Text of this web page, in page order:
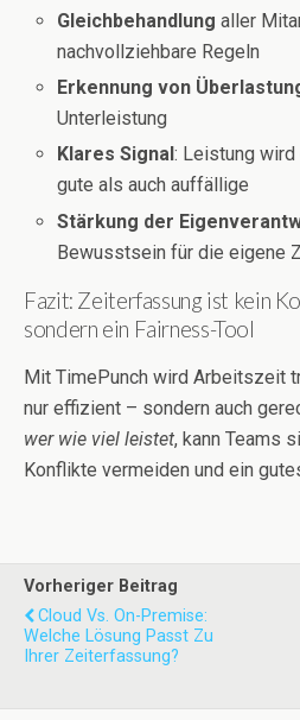
Gleichbehandlung aller
nachvollziehbare Regeln
Erkennung von
Unterleistung
Klares Signal: Leistung
gute als auch auffällige
Stärkung der
Bewusstsein für die eigene
Fazit: Zeiterfassung ist kein
sondern ein Fairness-Tool
Mit TimePunch wird Arbeitszeit
nur effizient – sondern auch
wer wie viel leistet, kann Teams
Konflikte vermeiden und ein
Vorheriger Beitrag
Cloud Vs. On-Premise:
Welche Lösung Passt Zu
Ihrer Zeiterfassung?